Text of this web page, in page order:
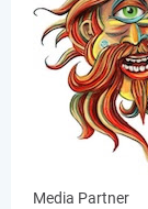
Media Partner